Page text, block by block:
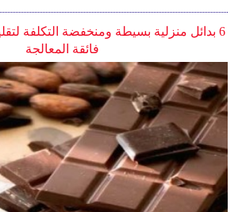
6 بدائل منزلية بسيطة ومنخفضة التكلفة
فائقة المعالجة